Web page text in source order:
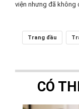
viện nhưng đã không
Trang đầu
CÓ